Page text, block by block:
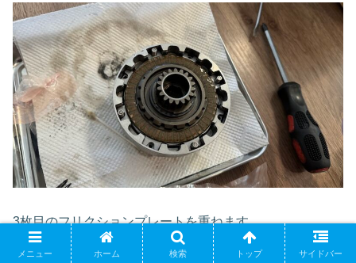
3枚目のフリクションプレートを重ねます
メニュー ホーム 検索 トップ サイドバー